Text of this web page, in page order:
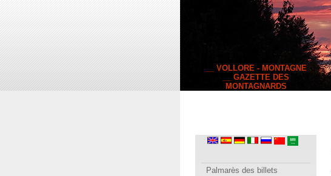
__ VOLLORE - MONTAGNE
__ GAZETTE DES
MONTAGNARDS
Palmarès des billets